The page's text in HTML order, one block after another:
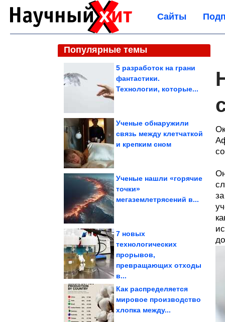
Сайты
Популярные темы
5 разработок на грани
фантастики.
Технологии, которые...
Ученые обнаружили
связь между клетчаткой
и крепким сном
Ученые нашли «горячие
точки»
мегаземлетрясений в...
7 новых
технологических
прорывов,
превращающих отходы
в...
Как распределяется
мировое производство
хлопка между...